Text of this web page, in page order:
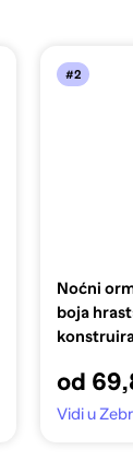
#2
Noćni
boja
od
Vidi u